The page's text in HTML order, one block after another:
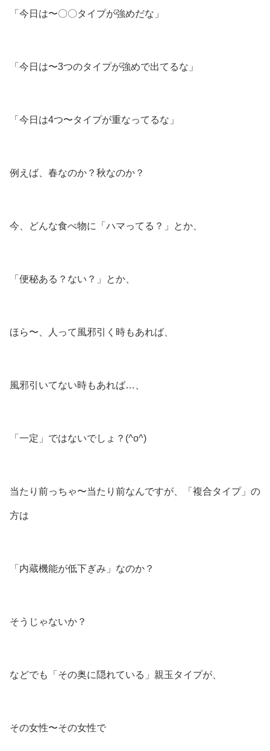
「今日は〜〇〇タイプが強めだな」
「今日は〜3つのタイプが強めで出てるな」
「今日は4つ〜タイプが重なってるな」
例えば、春なのか？秋なのか？
今、どんな食べ物に「ハマってる？」とか、
「便秘ある？ない？」とか、
ほら〜、人って風邪引く時もあれば、
風邪引いてない時もあれば…、
「一定」ではないでしょ？(^o^)
当たり前っちゃ〜当たり前なんですが、「複合タイプ」の
方は
「内蔵機能が低下ぎみ」なのか？
そうじゃないか？
などでも「その奥に隠れている」親玉タイプが、
その女性〜その女性で